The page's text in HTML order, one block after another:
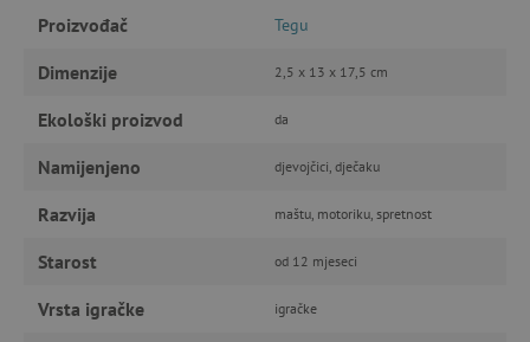
Proizvođač Tegu
Dimenzije 2,5 x 13 x 17,5 cm
Ekološki proizvod da
Namijenjeno djevojčici, dječaku
Razvija maštu, motoriku, spretnost
Starost od 12 mjeseci
Vrsta igračke igračke
Nužno potrebni kolačići omogućavaju osnovnu
npr. upis korisnika na stranici te uređivanje
odgovarajuće upotrebljavati bez nužno
Ime
CookieScript